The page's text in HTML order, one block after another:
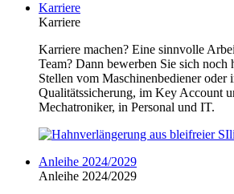
Karriere
Karriere
Karriere machen? Eine sinnvolle
Team? Dann bewerben Sie sich noch
Stellen vom Maschinenbediener oder
Qualitätssicherung, im Key Account
Mechatroniker, in Personal und IT.
Anleihe 2024/2029
Anleihe 2024/2029